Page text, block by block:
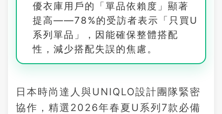
優衣庫用戶的「單品依賴度」顯著
提高——78%的受訪者表示「只買U
系列單品」，因能確保整體搭配
性，減少搭配失誤的焦慮。
日本時尚達人與UNIQLO設計團隊緊密
協作，精選2026年春夏U系列7款必備